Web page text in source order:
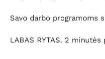
Savo darbo programoms
LABAS RYTAS. 2